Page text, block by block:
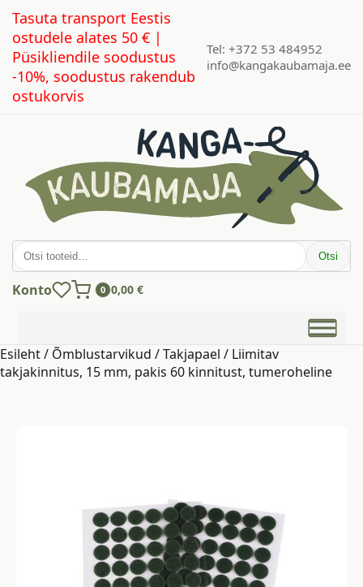
Tasuta transport Eestis
ostudele alates 50 € |
Püsikliendile soodustus
-10%, soodustus rakendub
ostukorvis
Tel: +372 53 484952
info@kangakaubamaja.ee
Otsi: Otsi
Konto 0 0,00 €
Esileht/ Õmblustarvikud /Takjapael / Liimitav
takjakinnitus, 15 mm, pakis 60 kinnitust, tumeroheline